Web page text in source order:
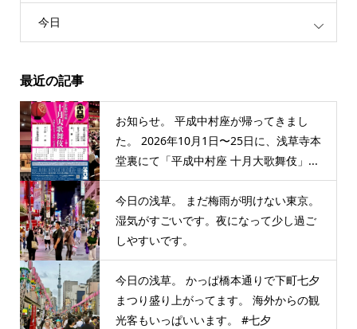
今日
最近の記事
お知らせ。 平成中村座が帰ってきまし
た。 2026年10月1日〜25日に、浅草寺本
堂裏にて「平成中村座 十月大歌舞伎」...
今日の浅草。 まだ梅雨が明けない東京。
湿気がすごいです。夜になって少し過ご
しやすいです。
今日の浅草。 かっぱ橋本通りで下町七夕
まつり盛り上がってます。 海外からの観
光客もいっぱいいます。 #七夕